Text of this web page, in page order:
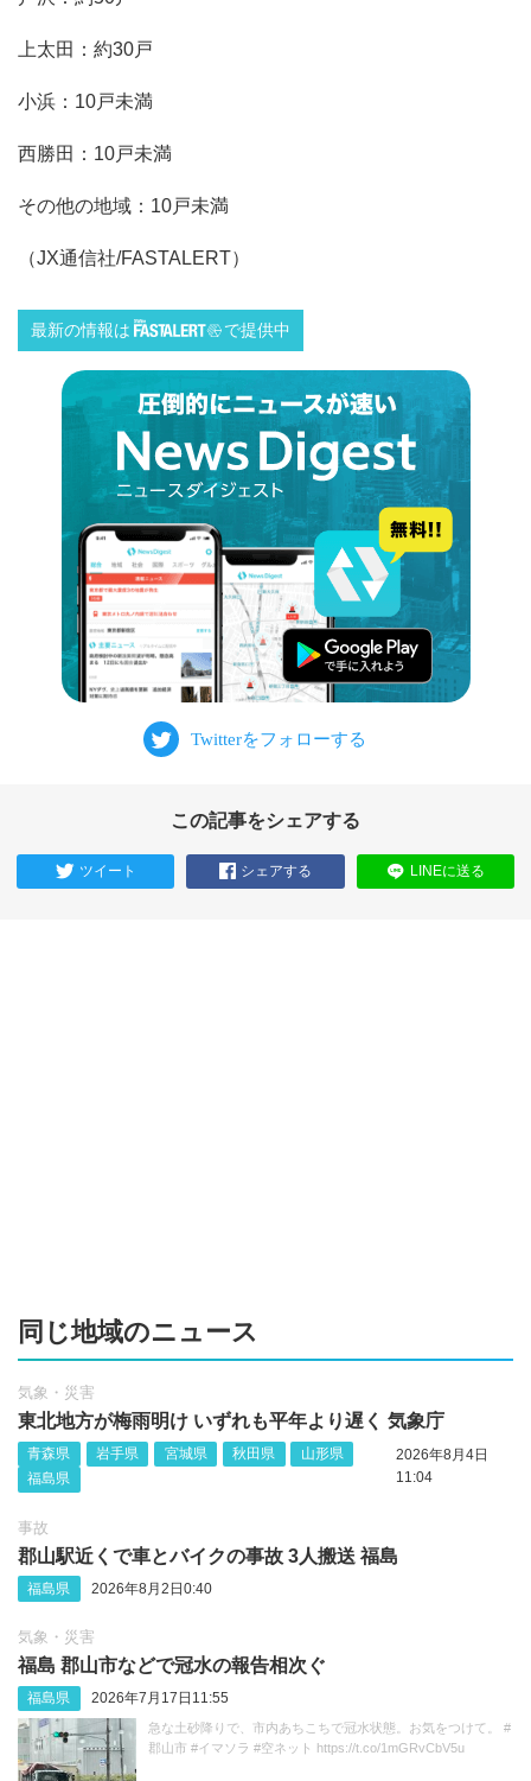
上太田：約30戸
小浜：10戸未満
西勝田：10戸未満
その他の地域：10戸未満
（JX通信社/FASTALERT）
最新の情報は で提供中
この記事をシェアする
ツイート シェアする LINEに送る
同じ地域のニュース
気象・災害
東北地方が梅雨明け いずれも平年より遅く 気象庁
青森県 岩手県 宮城県 秋田県
山形県
福島県
2026年8月4日
11:04
事故
郡山駅近くで車とバイクの事故 3人搬送 福島
福島県 2026年8月2日0:40
気象・災害
福島 郡山市などで冠水の報告相次ぐ
福島県 2026年7月17日11:55
急な土砂降りで、市内あちこちで冠水状態。お気をつけて。 #
郡山市 #イマソラ #空ネット https://t.co/1mGRvCbV5u